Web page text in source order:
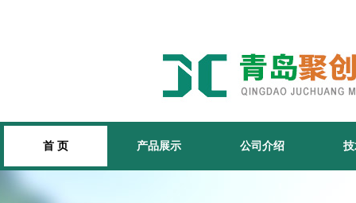
首 页 产品展示 公司介绍